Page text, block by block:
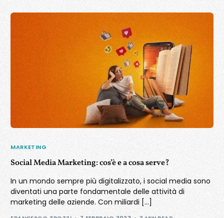
MARKETING
Social Media Marketing: cos’è e a cosa serve?
In un mondo sempre più digitalizzato, i social media sono
diventati una parte fondamentale delle attività di
marketing delle aziende. Con miliardi […]